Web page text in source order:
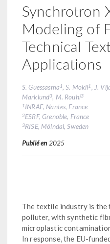
Synchrotron
Modeling of
Technical
Applications
S. Guessasma 1, S. Mokli1, J.
Marklund3, M. Rouhi3
1INRAE, Nantes, France
2ESRF, Grenoble, France
3RISE, Mölndal, Sweden
Publié en 2025
The textile industry is
polluter, with synthetic
microplastic
In response, the EU-